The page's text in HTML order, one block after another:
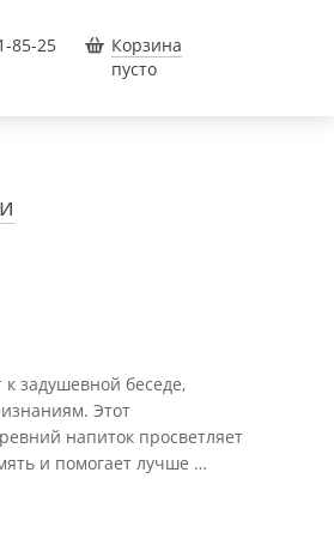
85-25
Корзина
пусто
к задушевной беседе,
Этот
напиток просветляет
и помогает лучше …